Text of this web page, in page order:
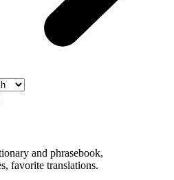
and phrasebook,
favorite translations.